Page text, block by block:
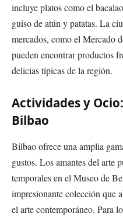
incluye platos como el
guiso de atún y patatas. La
mercados, como el Mercado
pueden encontrar productos
delicias típicas de la región.
Actividades y
Bilbao
Bilbao ofrece una amplia
gustos. Los amantes del arte
temporales en el Museo de
impresionante colección que
el arte contemporáneo. Para